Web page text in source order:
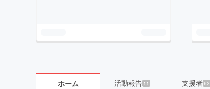
ホーム 活動報告 11 支援者62